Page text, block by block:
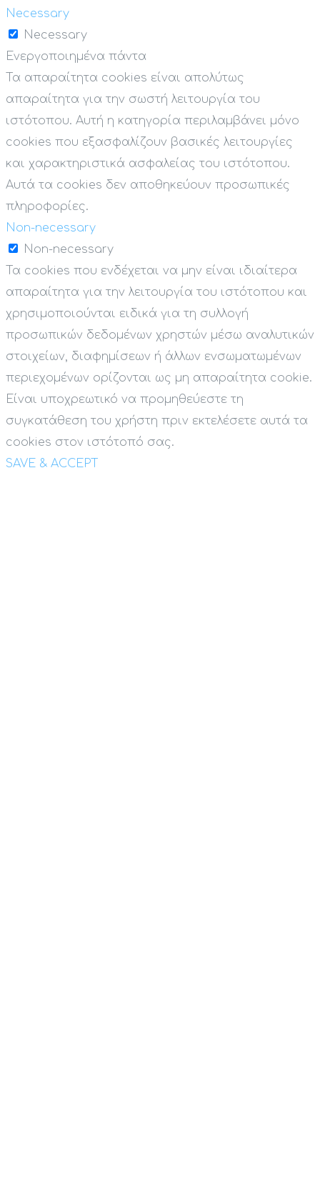
Necessary
Necessary
Ενεργοποιημένα πάντα
Τα απαραίτητα cookies είναι απολύτως
απαραίτητα για την σωστή λειτουργία του
ιστότοπου. Αυτή η κατηγορία περιλαμβάνει μόνο
cookies που εξασφαλίζουν βασικές λειτουργίες
και χαρακτηριστικά ασφαλείας του ιστότοπου.
Αυτά τα cookies δεν αποθηκεύουν προσωπικές
πληροφορίες.
Non-necessary
Non-necessary
Τα cookies που ενδέχεται να μην είναι ιδιαίτερα
απαραίτητα για την λειτουργία του ιστότοπου και
χρησιμοποιούνται ειδικά για τη συλλογή
προσωπικών δεδομένων χρηστών μέσω αναλυτικών
στοιχείων, διαφημίσεων ή άλλων ενσωματωμένων
περιεχομένων ορίζονται ως μη απαραίτητα cookie.
Είναι υποχρεωτικό να προμηθεύεστε τη
συγκατάθεση του χρήστη πριν εκτελέσετε αυτά τα
cookies στον ιστότοπό σας.
SAVE & ACCEPT